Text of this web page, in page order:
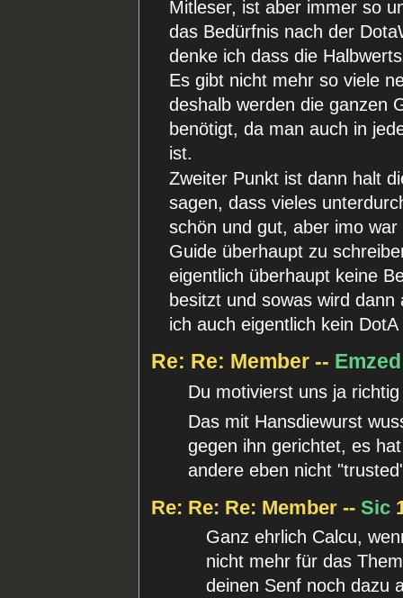
Mitleser, ist aber immer so
das Bedürfnis nach der
denke ich dass die
Es gibt nicht mehr so viele
deshalb werden die ganzen
benötigt, da man auch in
ist.
Zweiter Punkt ist dann halt
sagen, dass vieles
schön und gut, aber imo
Guide überhaupt zu
eigentlich überhaupt keine
besitzt und sowas wird
ich auch eigentlich kein
Re: Re: Member -- Emzed
Du motivierst uns ja
Das mit Hansdiewurst
gegen ihn gerichtet, es
andere eben nicht
Re: Re: Re: Member --Sic
Ganz ehrlich Calcu,
nicht mehr für das
deinen Senf noch dazu